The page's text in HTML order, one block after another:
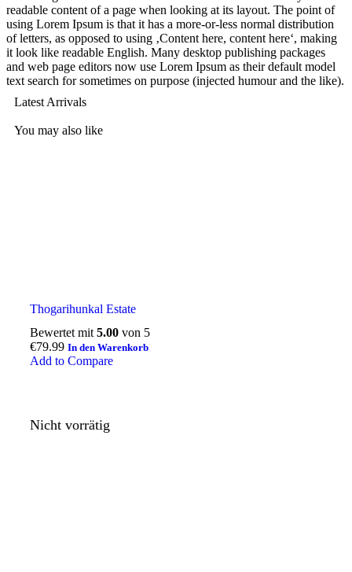
readable content of a page when looking at its layout. The point of
using Lorem Ipsum is that it has a more-or-less normal distribution
of letters, as opposed to using ‚Content here, content here‘, making
it look like readable English. Many desktop publishing packages
and web page editors now use Lorem Ipsum as their default model
text search for sometimes on purpose (injected humour and the like).
Latest Arrivals
You may also like
Thogarihunkal Estate
Bewertet mit 5.00 von 5
€79.99 In den Warenkorb
Add to Compare
Nicht vorrätig